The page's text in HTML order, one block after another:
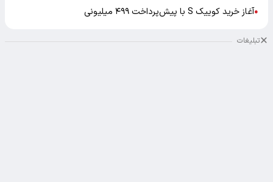
●آغاز خرید کوییک S با پیش‌پرداخت ۴۹۹ میلیونی
تبلیغات